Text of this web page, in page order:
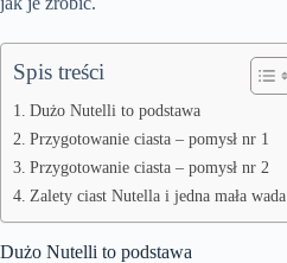
Spis treści
Dużo Nutelli to podstawa
Przygotowanie ciasta – pomysł nr 1
Przygotowanie ciasta – pomysł nr 2
Zalety ciast Nutella i jedna mała wada
Dużo Nutelli to podstawa